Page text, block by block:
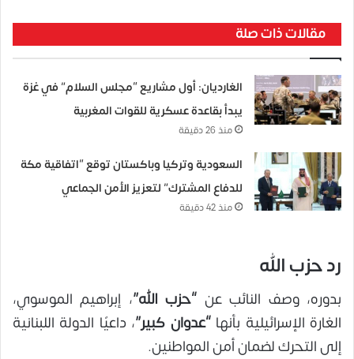
مقالات ذات صلة
الغارديان: أول مشاريع “مجلس السلام” في غزة
يبدأ بقاعدة عسكرية للقوات المغربية
منذ 26 دقيقة
السعودية وتركيا وباكستان توقع “اتفاقية مكة
للدفاع المشترك” لتعزيز الأمن الجماعي
منذ 42 دقيقة
رد حزب الله
بدوره، وصف النائب عن “حزب الله”، إبراهيم الموسوي،
الغارة الإسرائيلية بأنها“عدوان كبير”، داعيًا الدولة اللبنانية
إلى التحرك لضمان أمن المواطنين.